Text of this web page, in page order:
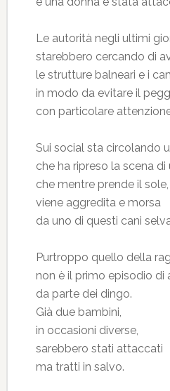
Le autorità negli ultimi
starebbero cercando di
le strutture balneari e i
in modo da evitare il
con particolare
Sui social sta circolando
che ha ripreso la scena di
che mentre prende il sole,
viene aggredita e morsa
da uno di questi cani
Purtroppo quello della
non è il primo episodio di
da parte dei dingo.
Già due bambini,
in occasioni diverse,
sarebbero stati attaccati
ma tratti in salvo.